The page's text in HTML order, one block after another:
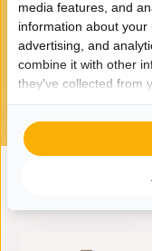
Glazen
standaard Woody
29,99
media features, and
information about your
advertising, and
combine it with other
they've collected from